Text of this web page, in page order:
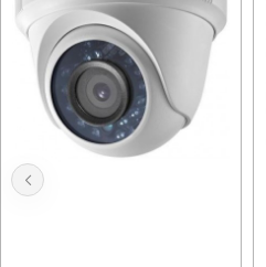
Камера Hikvision DS-2CE56D0T-
IRPF